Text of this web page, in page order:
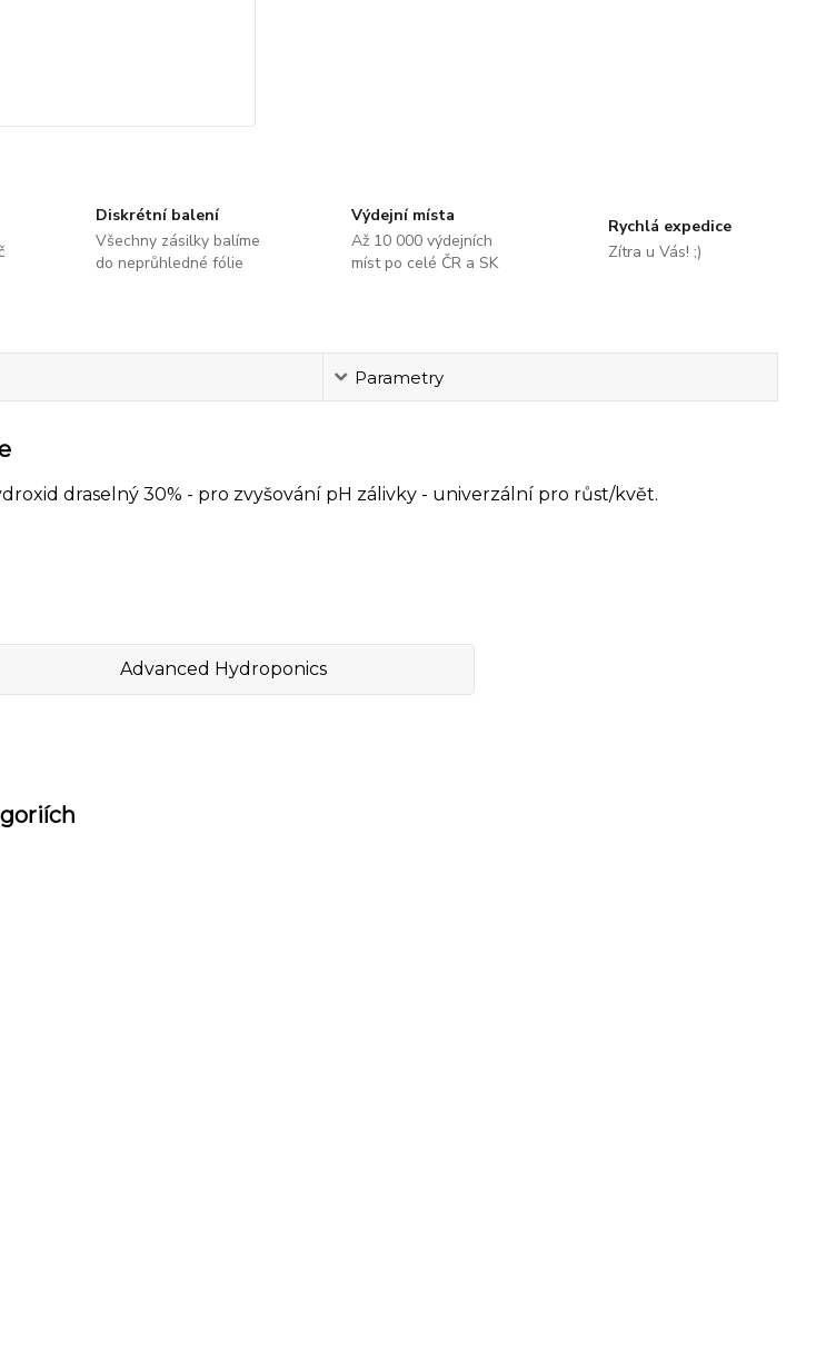
Diskrétní balení
Všechny zásilky balíme
do neprůhledné fólie
Výdejní místa
Až 10 000 výdejních
míst po celé ČR a SK
Rychlá expedice
Zítra u Vás! ;)
Parametry
draselný 30% - pro zvyšování pH zálivky - univerzální pro růst/květ.
Advanced Hydroponics